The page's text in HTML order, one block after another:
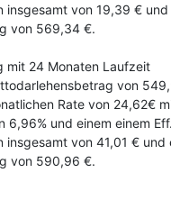
insgesamt von 19,39 € und
von 569,34 €.
mit 24 Monaten Laufzeit
von
Rate von 24,62€
6,96% und einem einem
insgesamt von 41,01 € und
von 590,96 €.